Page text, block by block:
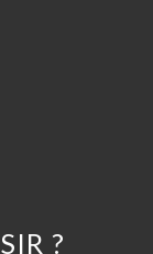
?